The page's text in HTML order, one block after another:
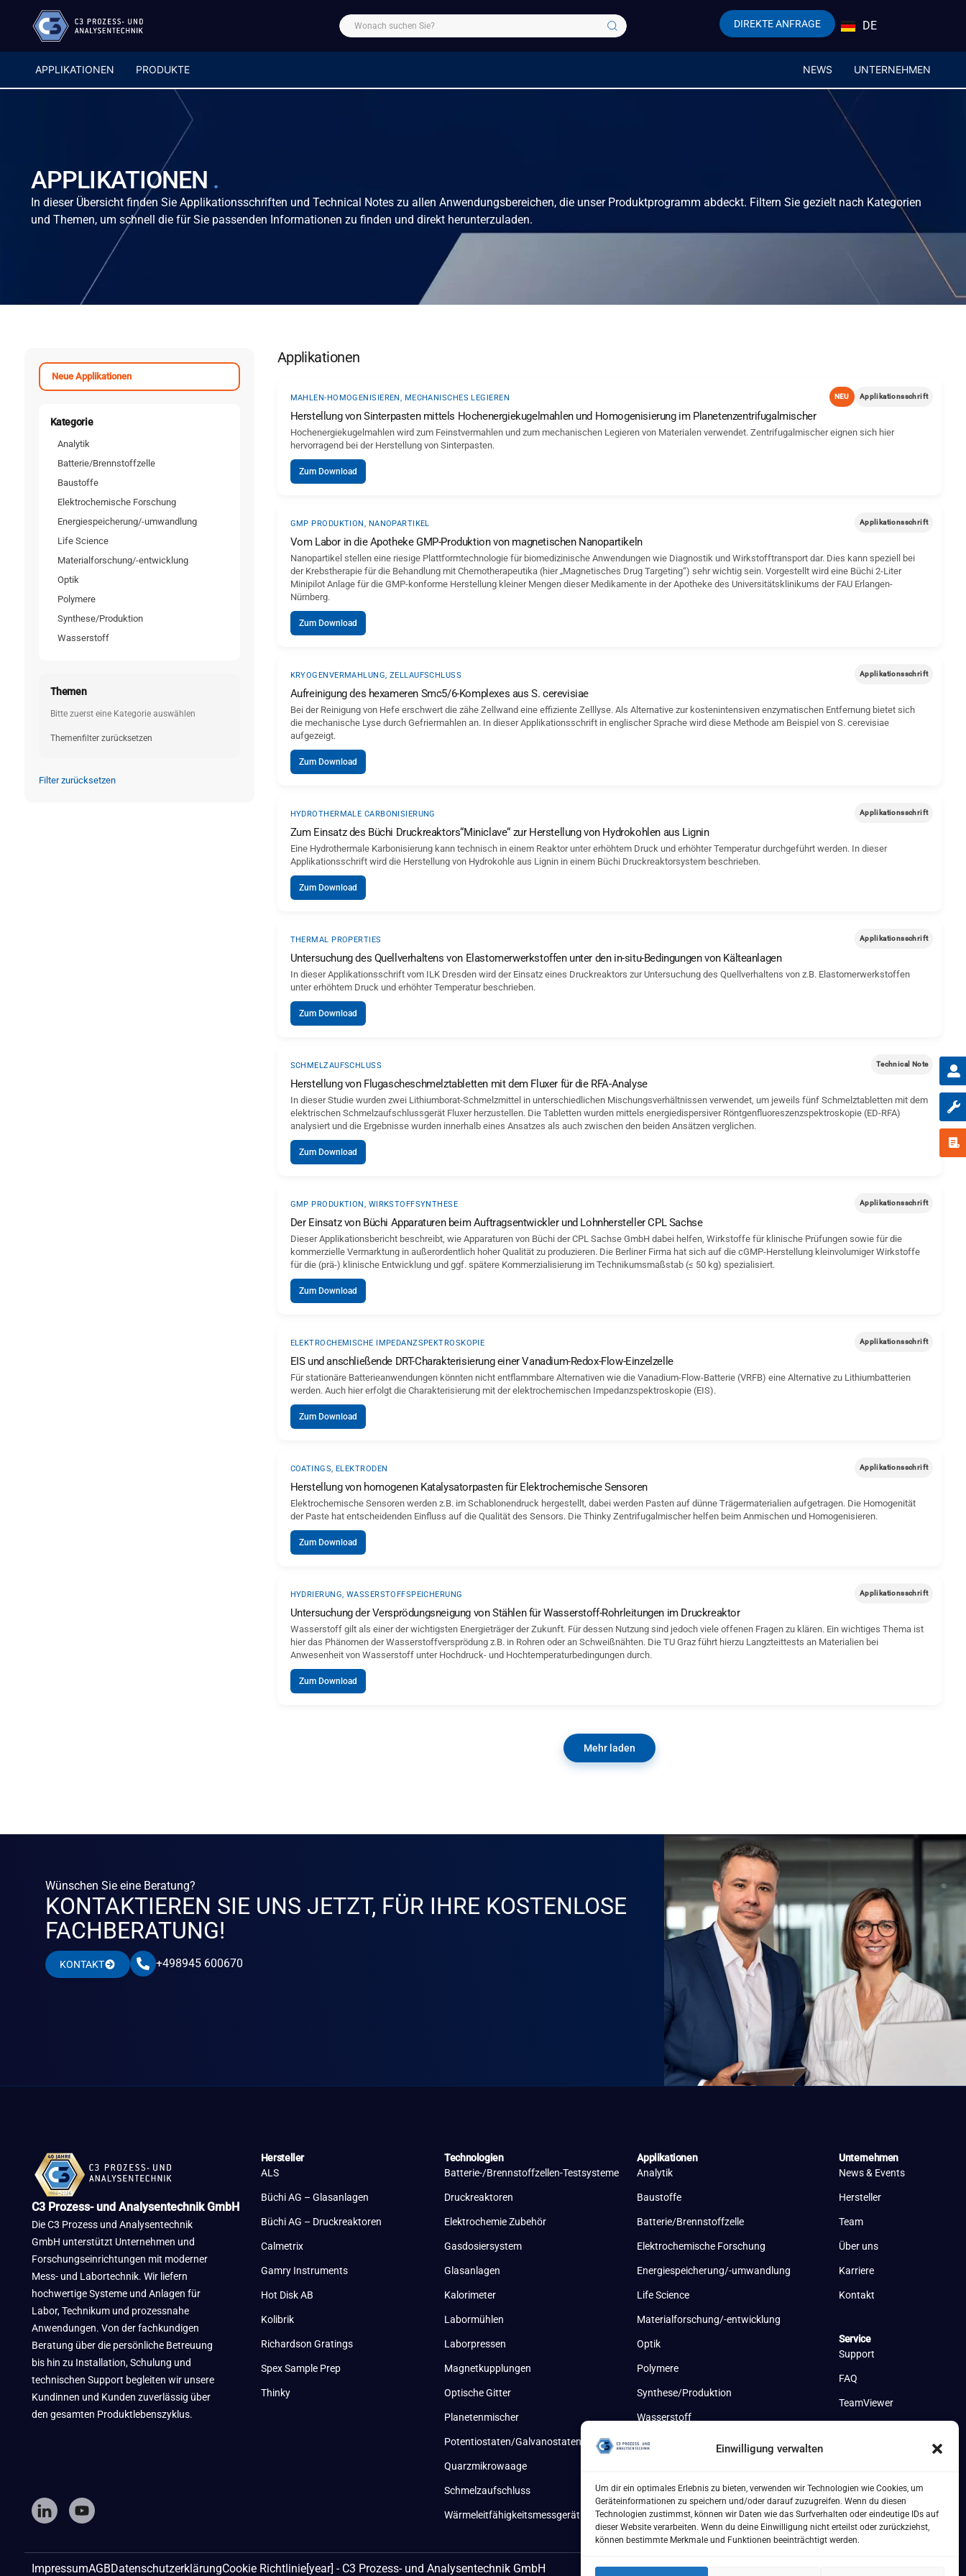
Einwilligung verwalten
Um dir ein optimales Erlebnis zu bieten, verwenden wir Technologien wie Cookies, um
Geräteinformationen zu speichern und/oder darauf zuzugreifen. Wenn du diesen
Technologien zustimmst, können wir Daten wie das Surfverhalten oder eindeutige IDs auf
dieser Website verarbeiten. Wenn du deine Einwilligung nicht erteilst oder zurückziehst,
können bestimmte Merkmale und Funktionen beeinträchtigt werden.
DIREKTE ANFRAGE DE
EN
APPLIKATIONEN PRODUKTE NEWS UNTERNEHMEN
APPLIKATIONEN .
In dieser Übersicht finden Sie Applikationsschriften und Technical Notes zu allen Anwendungsbereichen, die unser Produktprogramm abdeckt. Filtern Sie gezielt nach Kategorien
und Themen, um schnell die für Sie passenden Informationen zu finden und direkt herunterzuladen.
Neue Applikationen
Kategorie
Analytik
Batterie/Brennstoffzelle
Baustoffe
Elektrochemische Forschung
Energiespeicherung/-umwandlung
Life Science
Materialforschung/-entwicklung
Optik
Polymere
Synthese/Produktion
Wasserstoff
Themen
Bitte zuerst eine Kategorie auswählen
Themenfilter zurücksetzen
Filter zurücksetzen
Applikationen
NEU Applikationsschrift
MAHLEN-HOMOGENISIEREN, MECHANISCHES LEGIEREN
Herstellung von Sinterpasten mittels Hochenergiekugelmahlen und Homogenisierung im Planetenzentrifugalmischer
Hochenergiekugelmahlen wird zum Feinstvermahlen und zum mechanischen Legieren von Materialen verwendet. Zentrifugalmischer eignen sich hier
hervorragend bei der Herstellung von Sinterpasten.
Zum Download
Applikationsschrift
GMP PRODUKTION, NANOPARTIKEL
Vom Labor in die Apotheke GMP-Produktion von magnetischen Nanopartikeln
Nanopartikel stellen eine riesige Plattformtechnologie für biomedizinische Anwendungen wie Diagnostik und Wirkstofftransport dar. Dies kann speziell bei
der Krebstherapie für die Behandlung mit Chemotherapeutika (hier „Magnetisches Drug Targeting“) sehr wichtig sein. Vorgestellt wird eine Büchi 2-Liter
Minipilot Anlage für die GMP-konforme Herstellung kleiner Mengen dieser Medikamente in der Apotheke des Universitätsklinikums der FAU Erlangen-
Nürnberg.
Zum Download
Applikationsschrift
KRYOGENVERMAHLUNG, ZELLAUFSCHLUSS
Aufreinigung des hexameren Smc5/6-Komplexes aus S. cerevisiae
Bei der Reinigung von Hefe erschwert die zähe Zellwand eine effiziente Zelllyse. Als Alternative zur kostenintensiven enzymatischen Entfernung bietet sich
die mechanische Lyse durch Gefriermahlen an. In dieser Applikationsschrift in englischer Sprache wird diese Methode am Beispiel von S. cerevisiae
aufgezeigt.
Zum Download
Applikationsschrift
HYDROTHERMALE CARBONISIERUNG
Zum Einsatz des Büchi Druckreaktors“Miniclave“ zur Herstellung von Hydrokohlen aus Lignin
Eine Hydrothermale Karbonisierung kann technisch in einem Reaktor unter erhöhtem Druck und erhöhter Temperatur durchgeführt werden. In dieser
Applikationsschrift wird die Herstellung von Hydrokohle aus Lignin in einem Büchi Druckreaktorsystem beschrieben.
Zum Download
Applikationsschrift
THERMAL PROPERTIES
Untersuchung des Quellverhaltens von Elastomerwerkstoffen unter den in-situ-Bedingungen von Kälteanlagen
In dieser Applikationsschrift vom ILK Dresden wird der Einsatz eines Druckreaktors zur Untersuchung des Quellverhaltens von z.B. Elastomerwerkstoffen
unter erhöhtem Druck und erhöhter Temperatur beschrieben.
Zum Download
Technical Note
SCHMELZAUFSCHLUSS
Herstellung von Flugascheschmelztabletten mit dem Fluxer für die RFA-Analyse
In dieser Studie wurden zwei Lithiumborat-Schmelzmittel in unterschiedlichen Mischungsverhältnissen verwendet, um jeweils fünf Schmelztabletten mit dem
elektrischen Schmelzaufschlussgerät Fluxer herzustellen. Die Tabletten wurden mittels energiedispersiver Röntgenfluoreszenzspektroskopie (ED-RFA)
analysiert und die Ergebnisse wurden innerhalb eines Ansatzes als auch zwischen den beiden Ansätzen verglichen.
Zum Download
Applikationsschrift
GMP PRODUKTION, WIRKSTOFFSYNTHESE
Der Einsatz von Büchi Apparaturen beim Auftragsentwickler und Lohnhersteller CPL Sachse
Dieser Applikationsbericht beschreibt, wie Apparaturen von Büchi der CPL Sachse GmbH dabei helfen, Wirkstoffe für klinische Prüfungen sowie für die
kommerzielle Vermarktung in außerordentlich hoher Qualität zu produzieren. Die Berliner Firma hat sich auf die cGMP-Herstellung kleinvolumiger Wirkstoffe
für die (prä-) klinische Entwicklung und ggf. spätere Kommerzialisierung im Technikumsmaßstab (≤ 50 kg) spezialisiert.
Zum Download
Applikationsschrift
ELEKTROCHEMISCHE IMPEDANZSPEKTROSKOPIE
EIS und anschließende DRT-Charakterisierung einer Vanadium-Redox-Flow-Einzelzelle
Für stationäre Batterieanwendungen könnten nicht entflammbare Alternativen wie die Vanadium-Flow-Batterie (VRFB) eine Alternative zu Lithiumbatterien
werden. Auch hier erfolgt die Charakterisierung mit der elektrochemischen Impedanzspektroskopie (EIS).
Zum Download
Applikationsschrift
COATINGS, ELEKTRODEN
Herstellung von homogenen Katalysatorpasten für Elektrochemische Sensoren
Elektrochemische Sensoren werden z.B. im Schablonendruck hergestellt, dabei werden Pasten auf dünne Trägermaterialien aufgetragen. Die Homogenität
der Paste hat entscheidenden Einfluss auf die Qualität des Sensors. Die Thinky Zentrifugalmischer helfen beim Anmischen und Homogenisieren.
Zum Download
Applikationsschrift
HYDRIERUNG, WASSERSTOFFSPEICHERUNG
Untersuchung der Versprödungsneigung von Stählen für Wasserstoff-Rohrleitungen im Druckreaktor
Wasserstoff gilt als einer der wichtigsten Energieträger der Zukunft. Für dessen Nutzung sind jedoch viele offenen Fragen zu klären. Ein wichtiges Thema ist
hier das Phänomen der Wasserstoffversprödung z.B. in Rohren oder an Schweißnähten. Die TU Graz führt hierzu Langzteittests an Materialien bei
Anwesenheit von Wasserstoff unter Hochdruck- und Hochtemperaturbedingungen durch.
Zum Download
Mehr laden
Wünschen Sie eine Beratung?
KONTAKTIEREN SIE UNS JETZT, FÜR IHRE KOSTENLOSE
FACHBERATUNG!
KONTAKT +498945 600670
C3 Prozess- und Analysentechnik GmbH
Die C3 Prozess und Analysentechnik
GmbH unterstützt Unternehmen und
Forschungseinrichtungen mit moderner
Mess- und Labortechnik. Wir liefern
hochwertige Systeme und Anlagen für
Labor, Technikum und prozessnahe
Anwendungen. Von der fachkundigen
Beratung über die persönliche Betreuung
bis hin zu Installation, Schulung und
technischen Support begleiten wir unsere
Kundinnen und Kunden zuverlässig über
den gesamten Produktlebenszyklus.
Hersteller
ALS
Büchi AG – Glasanlagen
Büchi AG – Druckreaktoren
Calmetrix
Gamry Instruments
Hot Disk AB
Kolibrik
Richardson Gratings
Spex Sample Prep
Thinky
Technologien
Batterie-/Brennstoffzellen-Testsysteme
Druckreaktoren
Elektrochemie Zubehör
Gasdosiersystem
Glasanlagen
Kalorimeter
Labormühlen
Laborpressen
Magnetkupplungen
Optische Gitter
Planetenmischer
Potentiostaten/Galvanostaten
Quarzmikrowaage
Schmelzaufschluss
Wärmeleitfähigkeitsmessgerät
Applikationen
Analytik
Baustoffe
Batterie/Brennstoffzelle
Elektrochemische Forschung
Energiespeicherung/-umwandlung
Life Science
Materialforschung/-entwicklung
Optik
Polymere
Synthese/Produktion
Wasserstoff
Unternehmen
News & Events
Hersteller
Team
Über uns
Karriere
Kontakt
Service
Support
FAQ
TeamViewer
ImpressumAGBDatenschutzerklärungCookie Richtlinie[year] - C3 Prozess- und Analysentechnik GmbH